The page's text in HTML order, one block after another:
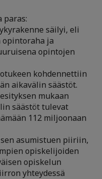
paras:
säilyi, eli
opintoraha ja
opintojen
kohdennettiin
aikavälin säästöt.
mukaan
säästöt tulevat
112 miljoonaan
asumistuen piiriin,
opiskelijoiden
opiskelun
yhteydessä